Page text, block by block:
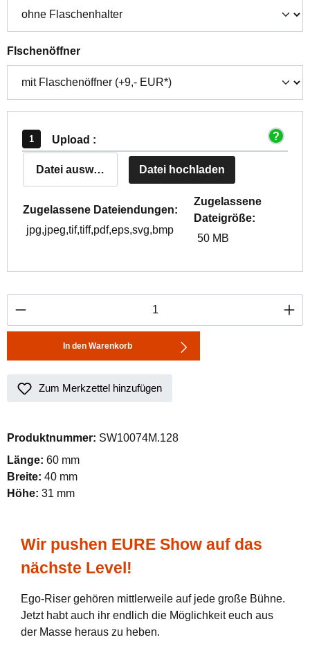
Flschenöffnerauswählen
Upload :
Datei auswählen Datei hochladen
Zugelassene Dateiendungen:
jpg,jpeg,tif,tiff,pdf,eps,svg,bmp
Zugelassene
Dateigröße:
50 MB
Produkt Anzahl: Gib den gewünschten
In den Warenkorb
Zum Merkzettel hinzufügen
Produktnummer: SW10074M.128
Länge: 60 mm
Breite: 40 mm
Höhe: 31 mm
Wir pushen EURE Show auf das
nächste Level!
Ego-Riser gehören mittlerweile auf jede große Bühne.
Jetzt habt auch ihr endlich die Möglichkeit euch aus
der Masse heraus zu heben.